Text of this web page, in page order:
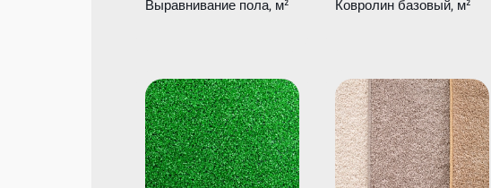
Выравнивание пола, м² Ковролин базовый, м²